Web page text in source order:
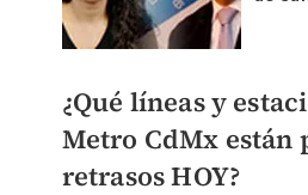
¿Qué líneas y
Metro CdMx están
retrasos HOY?